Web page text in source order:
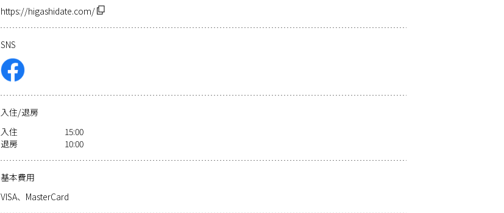
https://higashidate.com/
SNS
入住/退房
入住
15:00
退房
10:00
基本費用
VISA、MasterCard